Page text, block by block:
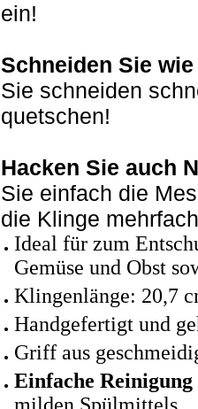
ein!
Schneiden Sie
Sie schneiden
quetschen!
Hacken Sie auch
Sie einfach die
die Klinge
Ideal für zum
Gemüse und Obst
Klingenlänge: 20,7
Handgefertigt und
Griff aus
Einfache Reinigung